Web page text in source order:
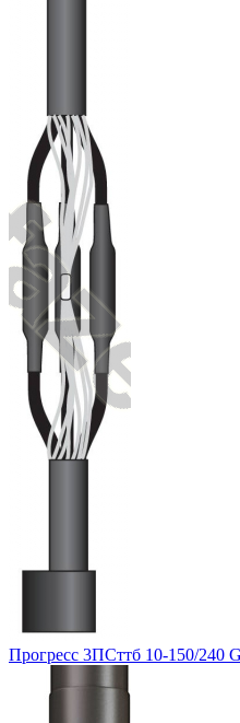
Прогресс 3ПСттб 10-150/240